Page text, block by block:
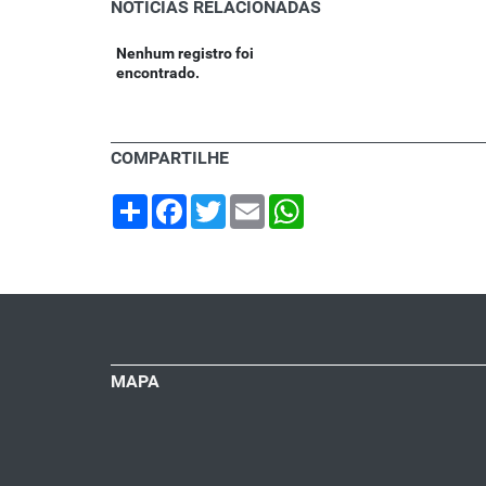
NOTÍCIAS RELACIONADAS
Nenhum registro foi
encontrado.
COMPARTILHE
Share Facebook
TwitterEmail
MAPA